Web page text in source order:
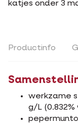
katjes onder 3
Productinfo
werkzame
g/L (0.832%